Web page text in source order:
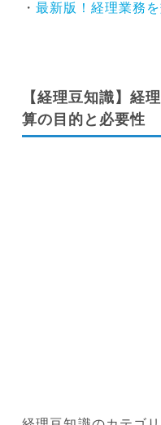
・ 最新版！経理業務
【経理豆知識】経
算の目的と必要性